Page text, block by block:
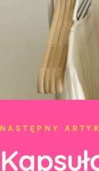
NASTĘPNY